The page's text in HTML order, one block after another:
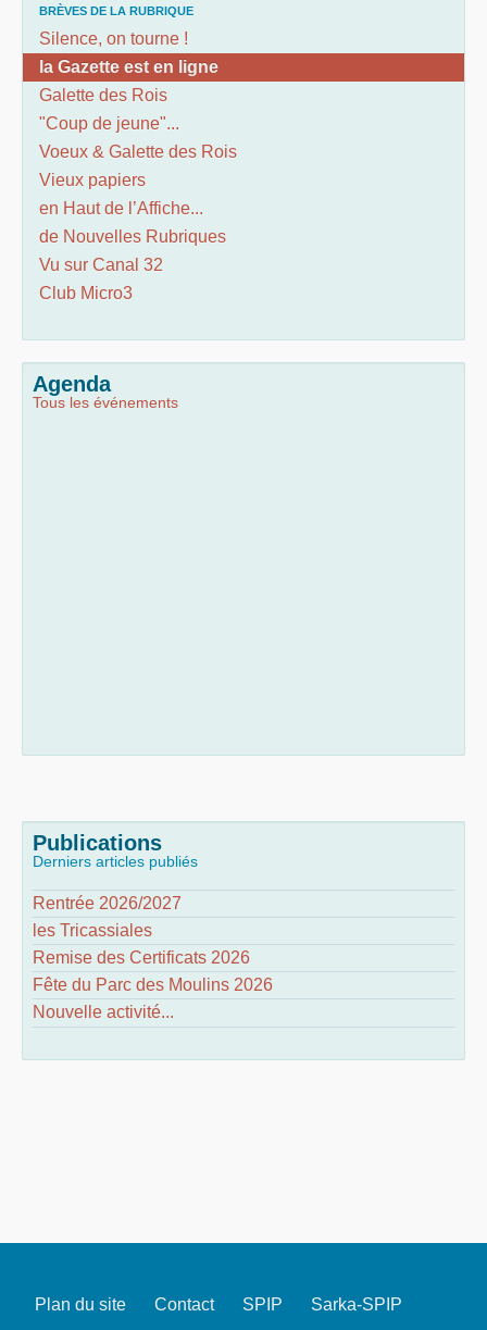
BRÈVES DE LA RUBRIQUE
Silence, on tourne !
la Gazette est en ligne
Galette des Rois
"Coup de jeune"...
Voeux & Galette des Rois
Vieux papiers
en Haut de l’Affiche...
de Nouvelles Rubriques
Vu sur Canal 32
Club Micro3
Agenda
Tous les événements
Publications
Derniers articles publiés
Rentrée 2026/2027
les Tricassiales
Remise des Certificats 2026
Fête du Parc des Moulins 2026
Nouvelle activité...
Plan du site Contact SPIP Sarka-SPIP